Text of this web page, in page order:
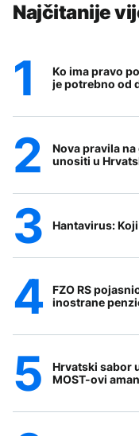
Najčitanije
Ko ima pravo
je potrebno od
Nova pravila na
unositi u
Hantavirus:
FZO RS
inostrane
Hrvatski sabor
MOST-ovi